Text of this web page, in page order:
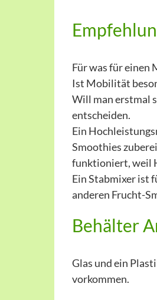
Für was für einen
Ist Mobilität
Will man erstmal
entscheiden.
Ein
Smoothies
funktioniert, weil
Ein Stabmixer ist
anderen Frucht-
Behälter
Glas und ein
vorkommen.